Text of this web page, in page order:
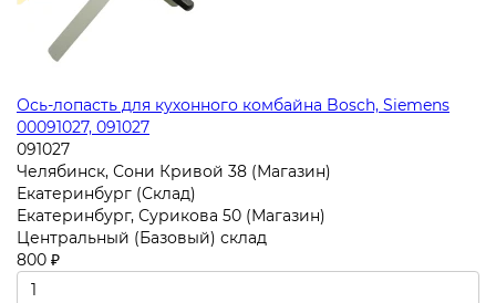
Ось-лопасть для кухонного комбайна Bosch, Siemens
00091027, 091027
091027
Челябинск, Сони Кривой 38 (Магазин)
Екатеринбург (Склад)
Екатеринбург, Сурикова 50 (Магазин)
Центральный (Базовый) склад
800 ₽